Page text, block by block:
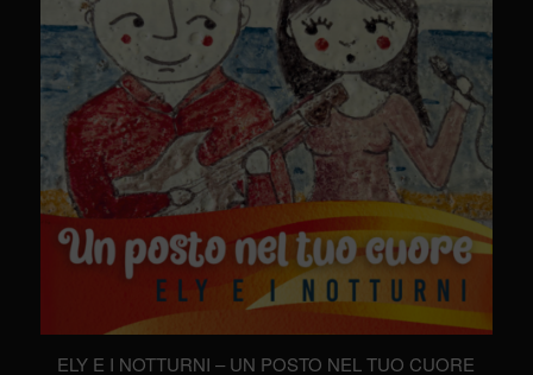
ELY E I NOTTURNI – UN POSTO NEL TUO CUORE